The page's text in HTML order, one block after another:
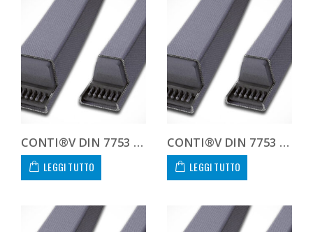
CONTI®V DIN 7753 8V1400 8V 1400
LEGGI TUTTO
CONTI®V DIN 7753 8V1500 8V 1500
LEGGI TUTTO